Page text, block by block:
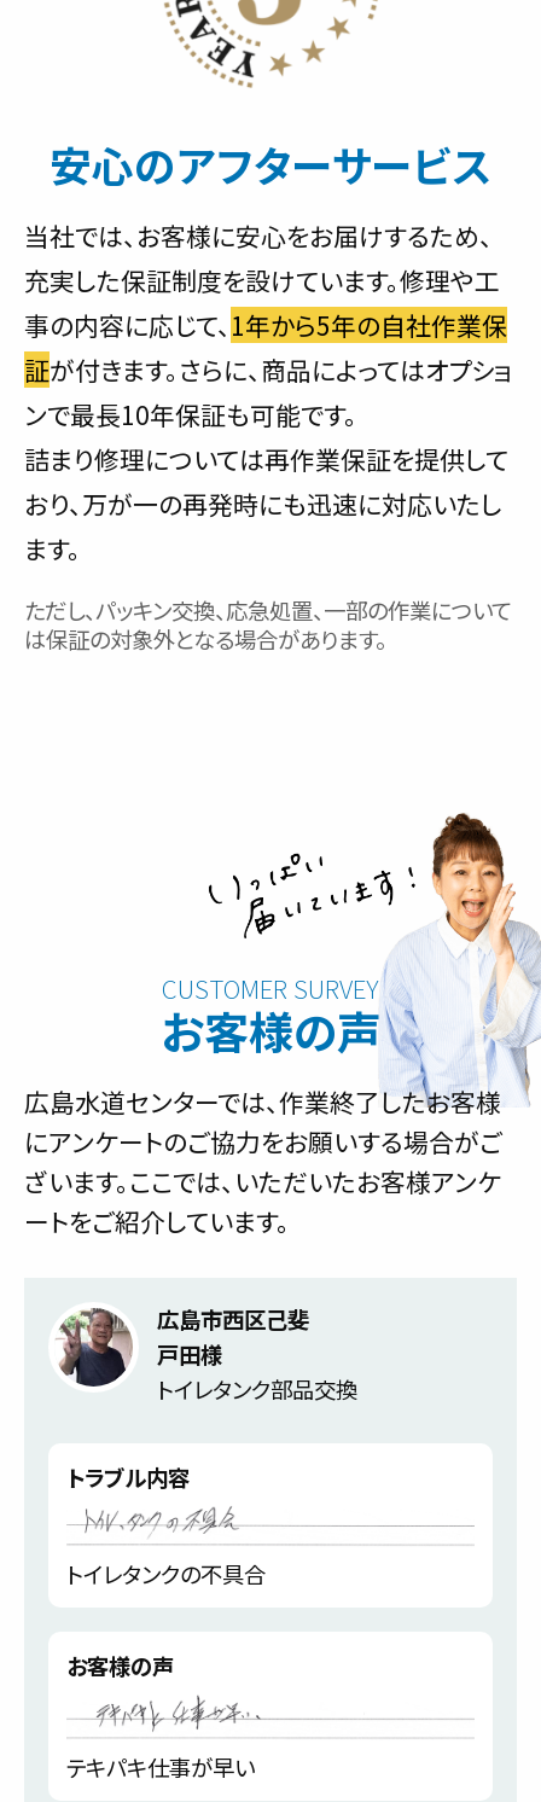
安心のアフターサービス
当社では、お客様に安心をお届けするため、
充実した保証制度を設けています。修理や工
事の内容に応じて、 1年から5年の自社作業保
証が付きます。さらに、商品によってはオプショ
ンで最長10年保証も可能です。
詰まり修理については再作業保証を提供して
おり、万が一の再発時にも迅速に対応いたし
ます。
ただし、パッキン交換、応急処置、一部の作業について
は保証の対象外となる場合があります。
お客様の声
広島水道センターでは、作業終了したお客様
にアンケートのご協力をお願いする場合がご
ざいます。ここでは、いただいたお客様アンケ
ートをご紹介しています。
広島市西区己斐
戸田様
トイレタンク部品交換
トラブル内容
トイレタンクの不具合
お客様の声
テキパキ仕事が早い